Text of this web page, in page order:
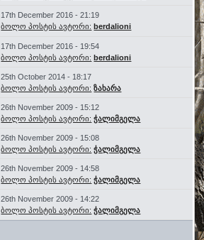
17th December 2016 - 21:19
ბოლო პოსტის ავტორი: berdalioni
17th December 2016 - 19:54
ბოლო პოსტის ავტორი: berdalioni
25th October 2014 - 18:17
ბოლო პოსტის ავტორი: ზახარა
26th November 2009 - 15:12
ბოლო პოსტის ავტორი: ჭალიმგელა
26th November 2009 - 15:08
ბოლო პოსტის ავტორი: ჭალიმგელა
26th November 2009 - 14:58
ბოლო პოსტის ავტორი: ჭალიმგელა
26th November 2009 - 14:22
ბოლო პოსტის ავტორი: ჭალიმგელა